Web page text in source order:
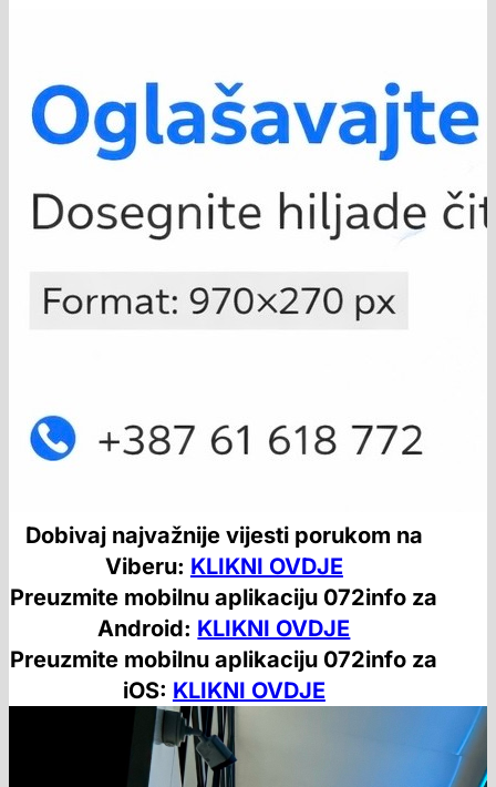
Dobivaj najvažnije vijesti porukom na
Viberu: KLIKNI OVDJE
Preuzmite mobilnu aplikaciju 072info za
Android: KLIKNI OVDJE
Preuzmite mobilnu aplikaciju 072info za
iOS: KLIKNI OVDJE